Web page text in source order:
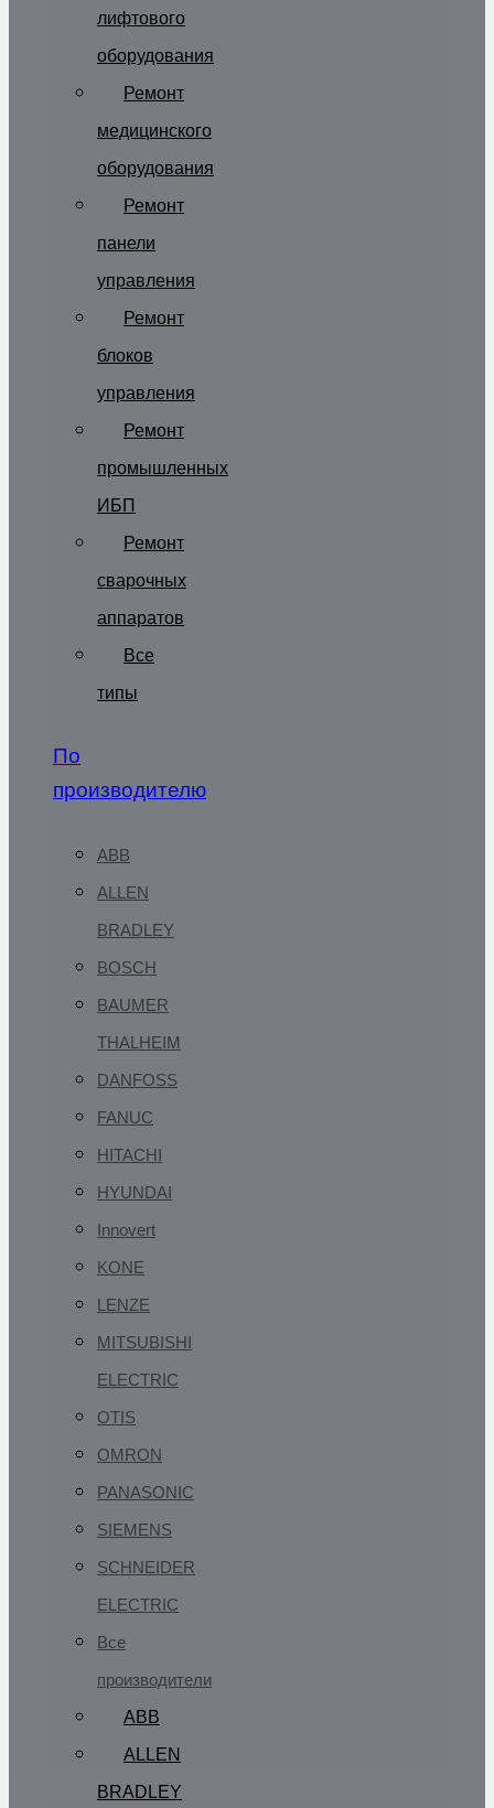
лифтового
оборудования
Ремонт
медицинского
оборудования
Ремонт
панели
управления
Ремонт
блоков
управления
Ремонт
промышленных
ИБП
Ремонт
сварочных
аппаратов
Все
типы
По
производителю
ABB
ALLEN
BRADLEY
BOSCH
BAUMER
THALHEIM
DANFOSS
FANUC
HITACHI
HYUNDAI
Innovert
KONE
LENZE
MITSUBISHI
ELECTRIC
OTIS
OMRON
PANASONIC
SIEMENS
SCHNEIDER
ELECTRIC
Все
производители
ABB
ALLEN
BRADLEY